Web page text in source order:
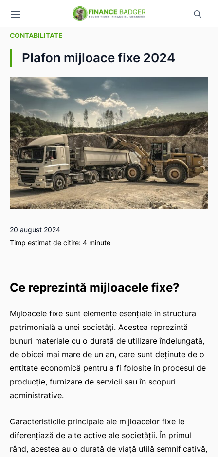
CONTABILITATE
Plafon mijloace fixe 2024
20 august 2024
Timp estimat de citire: 4 minute
Ce reprezintă mijloacele fixe?
Mijloacele fixe sunt elemente esențiale în structura
patrimonială a unei societăți. Acestea reprezintă
bunuri materiale cu o durată de utilizare îndelungată,
de obicei mai mare de un an, care sunt deținute de o
entitate economică pentru a fi folosite în procesul de
producție, furnizare de servicii sau în scopuri
administrative.
Caracteristicile principale ale mijloacelor fixe le
diferențiază de alte active ale societății. În primul
rând, acestea au o durată de viață utilă semnificativă,